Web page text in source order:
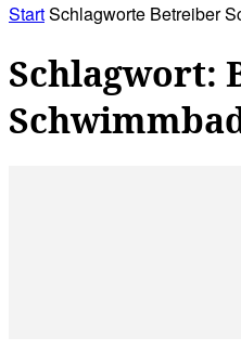
StartSchlagworte Betreiber
Schlagwort: